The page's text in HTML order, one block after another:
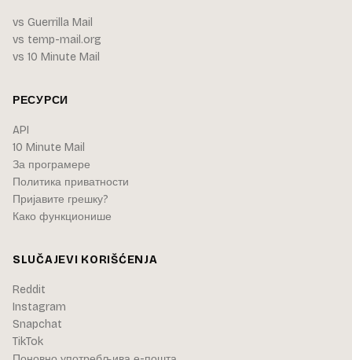
vs Guerrilla Mail
vs temp-mail.org
vs 10 Minute Mail
РЕСУРСИ
API
10 Minute Mail
За програмере
Политика приватности
Пријавите грешку?
Како функционише
SLUČAJEVI KORIŠĆENJA
Reddit
Instagram
Snapchat
TikTok